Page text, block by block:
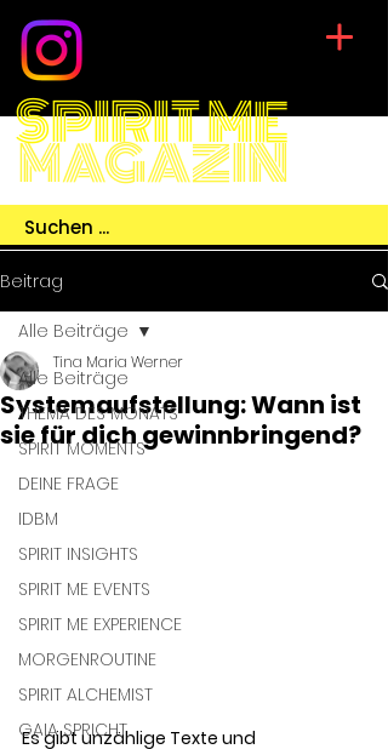
SPIRIT ME
MAGAZIN
Beitrag
Alle Beiträge
THEMA DES MONATS
SPIRIT MOMENTS
DEINE FRAGE
IDBM
SPIRIT INSIGHTS
SPIRIT ME EVENTS
SPIRIT ME EXPERIENCE
MORGENROUTINE
SPIRIT ALCHEMIST
GAIA SPRICHT
Alle Beiträge
Systemaufstellung: Wann ist
sie für dich gewinnbringend?
Tina Maria Werner
Es gibt unzählige Texte und